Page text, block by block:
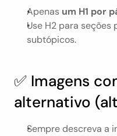
Apenas um H1 por
Use H2 para seções
subtópicos.
✅ Imagens
alternativo
Sempre descreva a